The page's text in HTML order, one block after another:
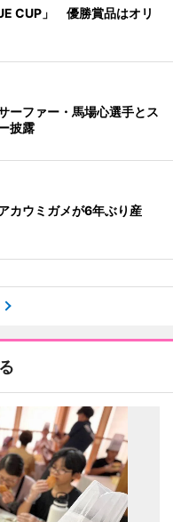
CUP」 優勝賞品はオリ
ーファー・馬場心選手とス
披露
カウミガメが6年ぶり産